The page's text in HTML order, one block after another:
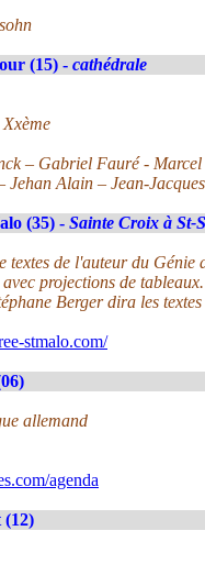
(15) - cathédrale
– Gabriel Fauré -
Alain – Jean-
(35) - Sainte Croix à St-
textes de l'auteur du Génie
projections de tableaux.
Berger dira les textes
stmalo.com/
allemand
agenda
(12)